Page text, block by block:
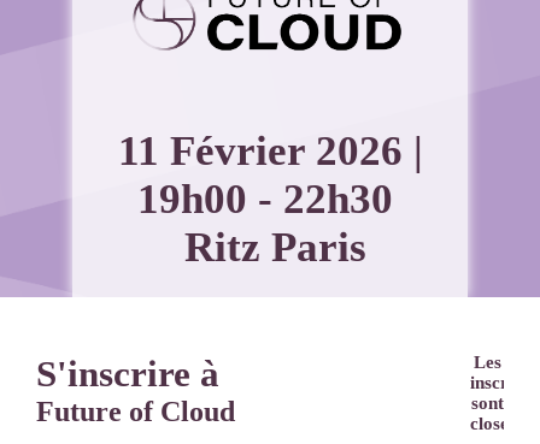
11 Février 2026 |
19h00 - 22h30
Ritz Paris
S'inscrire à
Future of Cloud
Les
sont
closes.